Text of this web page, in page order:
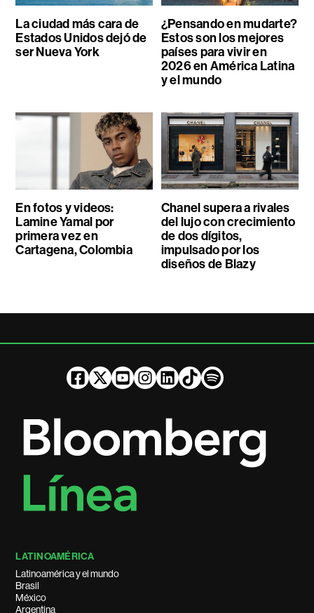
La ciudad más cara de
Estados Unidos dejó de
ser Nueva York
¿Pensando en mudarte?
Estos son los mejores
países para vivir en
2026 en América Latina
y el mundo
En fotos y videos:
Lamine Yamal por
primera vez en
Cartagena, Colombia
Chanel supera a rivales
del lujo con crecimiento
de dos dígitos,
impulsado por los
diseños de Blazy
LATINOAMÉRICA
Latinoamérica y el mundo
Brasil
México
Argentina